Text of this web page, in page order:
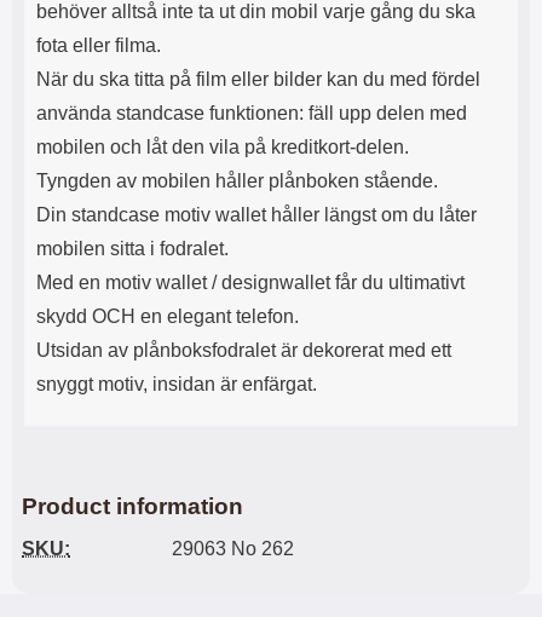
behöver alltså inte ta ut din mobil varje gång du ska
fota eller filma.
När du ska titta på film eller bilder kan du med fördel
använda standcase funktionen: fäll upp delen med
mobilen och låt den vila på kreditkort-delen.
Tyngden av mobilen håller plånboken stående.
Din standcase motiv wallet håller längst om du låter
mobilen sitta i fodralet.
Med en motiv wallet / designwallet får du ultimativt
skydd OCH en elegant telefon.
Utsidan av plånboksfodralet är dekorerat med ett
snyggt motiv, insidan är enfärgat.
Product information
SKU: 29063 No 262